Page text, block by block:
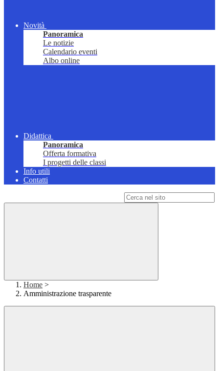
Novità
Panoramica
Le notizie
Calendario eventi
Albo online
Didattica
Panoramica
Offerta formativa
I progetti delle classi
Info utili
Contatti
Home >
Amministrazione trasparente